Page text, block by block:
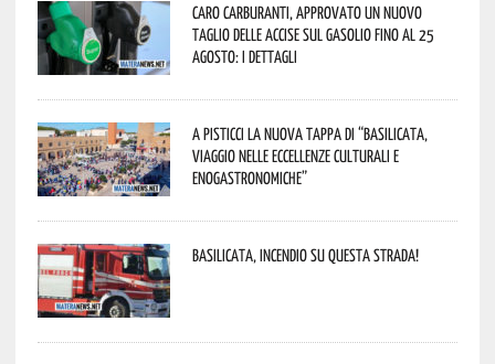
Caro carburanti, approvato un nuovo
taglio delle accise sul gasolio fino al 25
agosto: i dettagli
A Pisticci la nuova tappa di “Basilicata,
viaggio nelle eccellenze culturali e
enogastronomiche”
Basilicata, incendio su questa strada!